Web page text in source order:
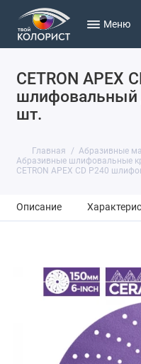
Меню
CETRON APEX
шлифовальный
шт.
Главная
Абразивные
Абразивные шлифовальные
CETRON APEX CD P240
Описание